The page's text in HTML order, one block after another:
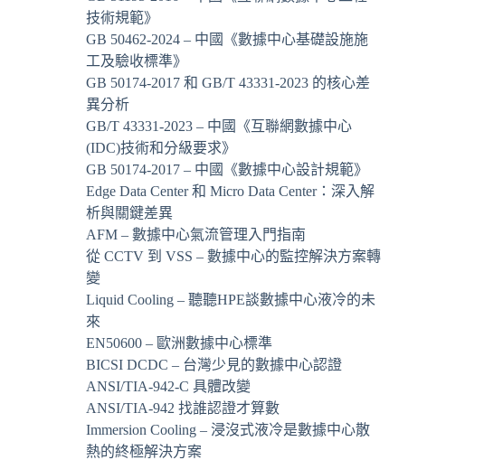
技術規範》
GB 50462-2024 – 中國《數據中心基礎設施施
工及驗收標準》
GB 50174-2017 和 GB/T 43331-2023 的核心差
異分析
GB/T 43331-2023 – 中國《互聯網數據中心
(IDC)技術和分級要求》
GB 50174-2017 – 中國《數據中心設計規範》
Edge Data Center 和 Micro Data Center：深入解
析與關鍵差異
AFM – 數據中心氣流管理入門指南
從 CCTV 到 VSS – 數據中心的監控解決方案轉
變
Liquid Cooling – 聽聽HPE談數據中心液冷的未
來
EN50600 – 歐洲數據中心標準
BICSI DCDC – 台灣少見的數據中心認證
ANSI/TIA-942-C 具體改變
ANSI/TIA-942 找誰認證才算數
Immersion Cooling – 浸沒式液冷是數據中心散
熱的終極解決方案